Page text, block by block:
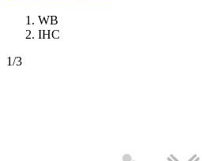
WB
IHC
1/3